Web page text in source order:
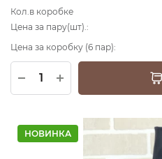
Кол.в коробке
Цена за пару(шт).:
Цена за коробку (6 пар):
НОВИНКА